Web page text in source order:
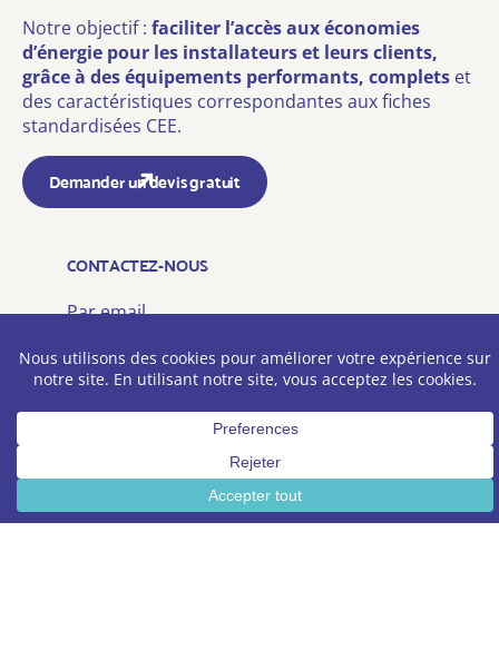
Notre objectif : faciliter l’accès aux économies
d’énergie pour les installateurs et leurs clients,
grâce à des équipements performants, complets et
des caractéristiques correspondantes aux fiches
standardisées CEE.
Demander un devis gratuit
CONTACTEZ-NOUS
Par email
Par téléphone
9:00 – 17:30 (14:00 le vendredi)
Siège social Grand Lyon